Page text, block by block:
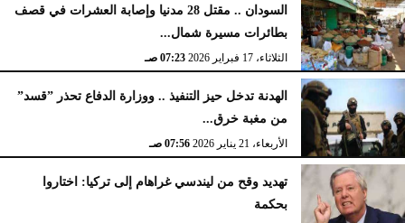
السودان .. مقتل 28 مدنيا وإصابة العشرات في قصف
بطائرات مسيرة شمال...
الثلاثاء، 17 فبراير 2026 07:23 صـ
الهدنة تدخل حيز التنفيذ .. ووزارة الدفاع تحذر ”قسد”
من مغبة خرق...
الأربعاء، 21 يناير 2026 07:56 صـ
تهديد وقح من ليندسي غراهام إلى تركيا: اختاروا
بحكمة